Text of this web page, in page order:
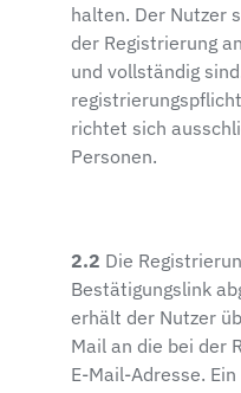
halten. Der Nutzer
der Registrierung
und vollständig
richtet sich
Personen.
2.2 Die
Bestätigungslink
erhält der Nutzer
Mail an die bei der
E-Mail-Adresse.